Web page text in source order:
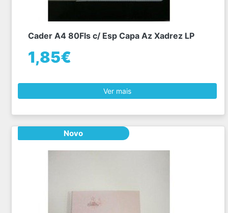
Cader A4 80Fls c/ Esp Capa Az Xadrez LP
1,85€
Ver mais
Novo